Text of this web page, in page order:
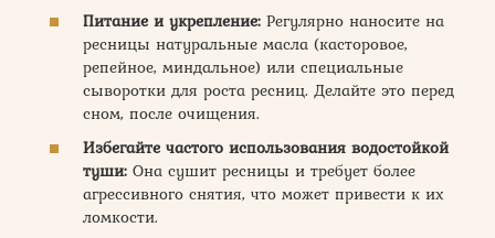
Питание и укрепление: Регулярно наносите на
ресницы натуральные масла (касторовое,
репейное, миндальное) или специальные
сыворотки для роста ресниц. Делайте это перед
сном, после очищения.
Избегайте частого использования водостойкой
туши: Она сушит ресницы и требует более
агрессивного снятия, что может привести к их
ломкости.